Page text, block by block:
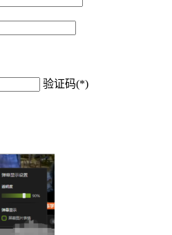
验证码(*)